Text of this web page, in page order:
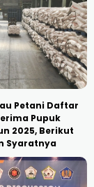
Petani Daftar
Pupuk
2025, Berikut
Syaratnya